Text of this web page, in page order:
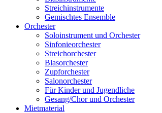
Streichinstrumente
Gemischtes Ensemble
Orchester
Soloinstrument und Orchester
Sinfonieorchester
Streichorchester
Blasorchester
Zupforchester
Salonorchester
Für Kinder und Jugendliche
Gesang/Chor und Orchester
Mietmaterial